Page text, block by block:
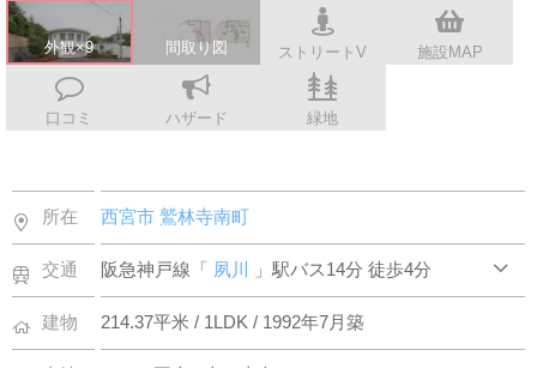
外観×9 間取り図 ストリートV 施設MAP
口コミ ハザード 緑地
所在 西宮市鷲林寺南町
交通 阪急神戸線「 夙川 」駅バス14分 徒歩4分
建物 214.37平米 / 1LDK / 1992年7月築